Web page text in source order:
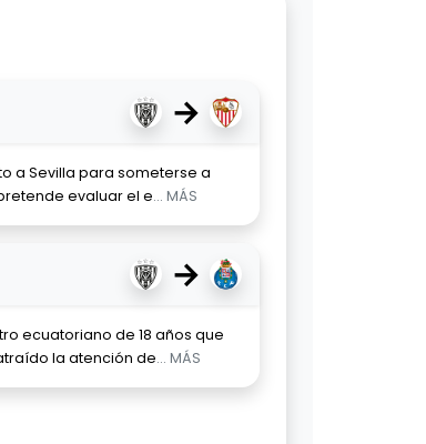
→
a Sevilla para someterse a
evaluar el e... MÁS
→
ecuatoriano de 18 años que
la atención de... MÁS